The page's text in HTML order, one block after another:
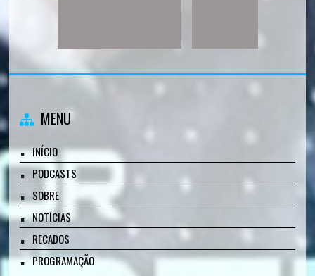
MENU
INÍCIO
PODCASTS
SOBRE
NOTÍCIAS
RECADOS
PROGRAMAÇÃO